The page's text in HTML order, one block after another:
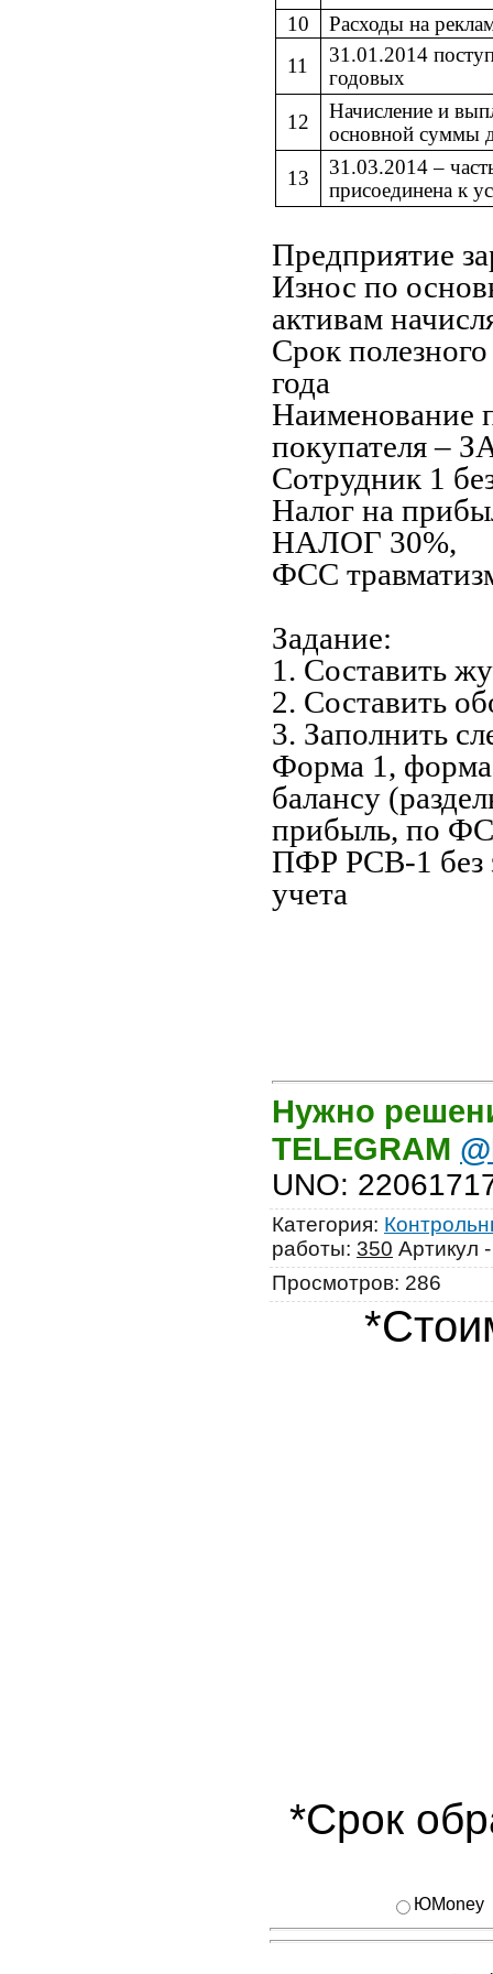
10
Расходы на
11
31.01.2014
годовых
12
Начисление и
основной суммы
13
31.03.2014–
присоединена к
Предприятие
Износ по
активам
Срок
года
Наименование
покупателя–
Сотрудник 1
Налог на
НАЛОГ 30%,
ФСС
Задание:
1. Составить
2. Составить
3. Заполнить
Форма 1,
балансу
прибыль, по
ПФР РСВ-1 без
учета
Нужно
TELEGRAM
UNO:
Категория:
работы: 350 Артикул
Просмотров: 286
*Срок
ЮMoney